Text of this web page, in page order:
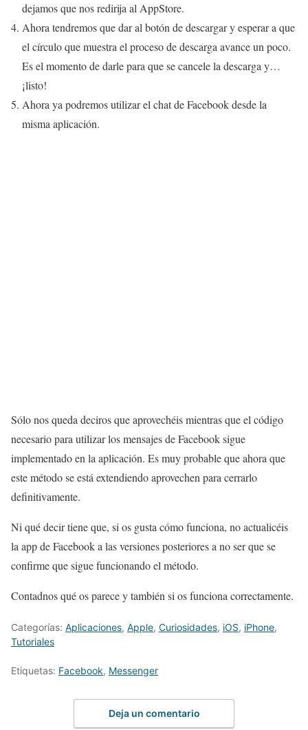
dejamos que nos redirija al AppStore.
Ahora tendremos que dar al botón de descargar y esperar a que
el círculo que muestra el proceso de descarga avance un poco.
Es el momento de darle para que se cancele la descarga y…
¡listo!
Ahora ya podremos utilizar el chat de Facebook desde la
misma aplicación.
Sólo nos queda deciros que aprovechéis mientras que el código
necesario para utilizar los mensajes de Facebook sigue
implementado en la aplicación. Es muy probable que ahora que
este método se está extendiendo aprovechen para cerrarlo
definitivamente.
Ni qué decir tiene que, si os gusta cómo funciona, no actualicéis
la app de Facebook a las versiones posteriores a no ser que se
confirme que sigue funcionando el método.
Contadnos qué os parece y también si os funciona correctamente.
Categorías: Aplicaciones, Apple, Curiosidades, iOS, iPhone,
Tutoriales
Etiquetas: Facebook, Messenger
Deja un comentario